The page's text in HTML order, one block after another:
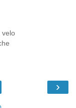
velo
›